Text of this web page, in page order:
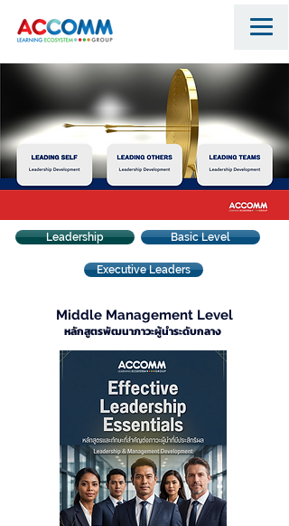
Leadership Basic Level
Executive Leaders
Middle Management Level
หลักสูตรพัฒนาภาวะผู้นำระดับกลาง